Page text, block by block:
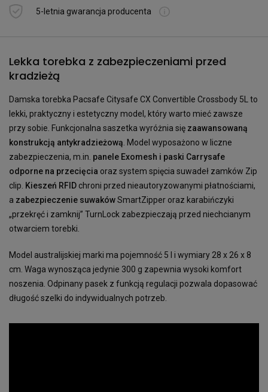
5-letnia gwarancja producenta
Lekka torebka z zabezpieczeniami przed
kradzieżą
Damska torebka Pacsafe Citysafe CX Convertible Crossbody 5L to
lekki, praktyczny i estetyczny model, który warto mieć zawsze
przy sobie. Funkcjonalna saszetka wyróżnia się zaawansowaną
konstrukcją antykradzieżową. Model wyposażono w liczne
zabezpieczenia, m.in. panele Exomesh i paski Carrysafe
odporne na przecięcia oraz system spięcia suwadeł zamków Zip
clip. Kieszeń RFID chroni przed nieautoryzowanymi płatnościami,
a zabezpieczenie suwakówSmartZipper oraz karabińczyki
„przekręć i zamknij” TurnLock zabezpieczają przed niechcianym
otwarciem torebki.
Model australijskiej marki ma pojemność 5 l i wymiary 28 x 26 x 8
cm. Waga wynosząca jedynie 300 g zapewnia wysoki komfort
noszenia. Odpinany pasek z funkcją regulacji pozwala dopasować
długość szelki do indywidualnych potrzeb.